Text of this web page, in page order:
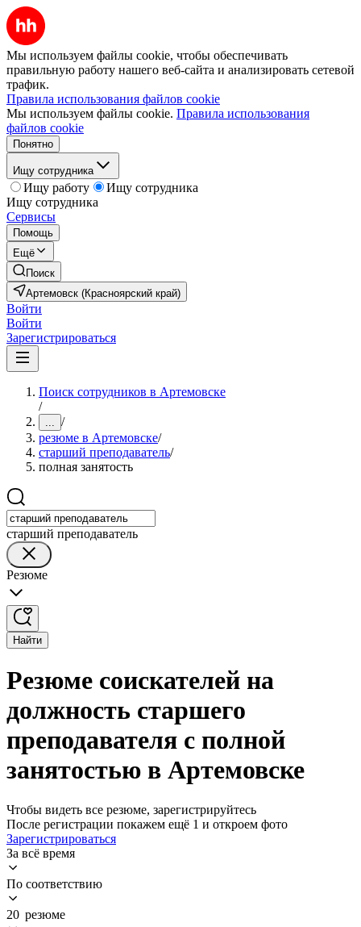
Мы используем файлы cookie, чтобы обеспечивать
правильную работу нашего веб-сайта и анализировать сетевой
трафик.
Правила использования файлов cookie
Мы используем файлы cookie. Правила использования
файлов cookie
Понятно
Ищу сотрудника
Ищу работу
Ищу сотрудника
Ищу сотрудника
Сервисы
Помощь
Ещё
Поиск
Артемовск (Красноярский край)
Войти
Войти
Зарегистрироваться
Поиск сотрудников в Артемовске
/
... /
резюме в Артемовске/
старший преподаватель/
полная занятость
старший преподаватель
Резюме
Найти
Резюме соискателей на
должность старшего
преподавателя с полной
занятостью в Артемовске
Чтобы видеть все резюме, зарегистрируйтесь
После регистрации покажем ещё 1 и откроем фото
Зарегистрироваться
За всё время
По соответствию
20 резюме